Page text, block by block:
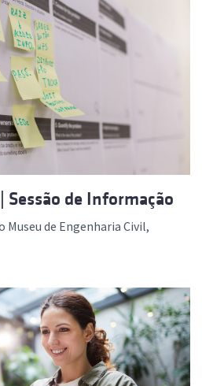
de Informação
Museu de Engenharia Civil,